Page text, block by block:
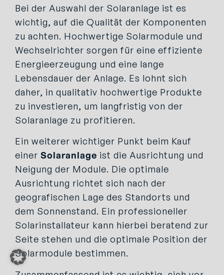
Bei der Auswahl der Solaranlage ist es
wichtig, auf die Qualität der Komponenten
zu achten. Hochwertige Solarmodule und
Wechselrichter sorgen für eine effiziente
Energieerzeugung und eine lange
Lebensdauer der Anlage. Es lohnt sich
daher, in qualitativ hochwertige Produkte
zu investieren, um langfristig von der
Solaranlage zu profitieren.
Ein weiterer wichtiger Punkt beim Kauf
einer Solaranlage ist die Ausrichtung und
Neigung der Module. Die optimale
Ausrichtung richtet sich nach der
geografischen Lage des Standorts und
dem Sonnenstand. Ein professioneller
Solarinstallateur kann hierbei beratend zur
Seite stehen und die optimale Position der
Solarmodule bestimmen.